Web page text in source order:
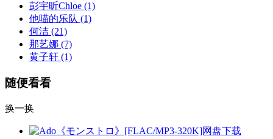
彭宇昕Chloe (1)
他喵的乐队 (1)
何洁 (21)
那艺娜 (7)
黄子轩 (1)
随便看看
换一换